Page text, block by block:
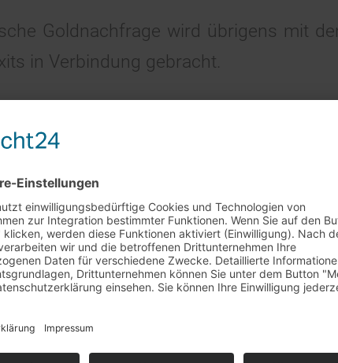
Goldnachfrage wird übrigens mit
in Verbindung gebracht.
am 29.7. + 5.8.
Barverkaufstag in Rheinstetten leider nicht statt.